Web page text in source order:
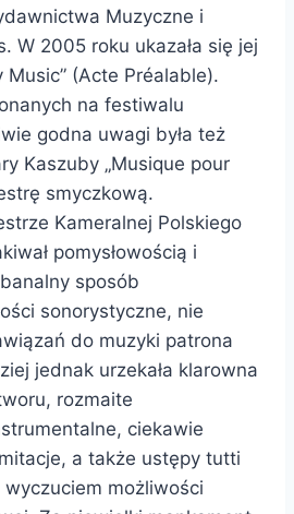
Muzyczne i
W 2005 roku ukazała się jej
Music” (Acte Préalable).
na festiwalu
godna uwagi była też
Kaszuby „Musique pour
smyczkową.
Kameralnej Polskiego
pomysłowością i
sposób
sonorystyczne, nie
do muzyki patrona
jednak urzekała klarowna
rozmaite
ciekawie
a także ustępy tutti
możliwości